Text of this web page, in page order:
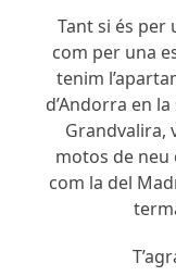
Tant si és per
com per una
tenim
d’Andorra en
Grandvalira,
motos de neu
com la del